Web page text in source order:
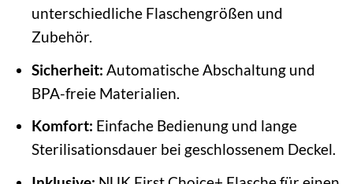
unterschiedliche Flaschengrößen und
Zubehör.
Sicherheit: Automatische Abschaltung und
BPA-freie Materialien.
Komfort: Einfache Bedienung und lange
Sterilisationsdauer bei geschlossenem Deckel.